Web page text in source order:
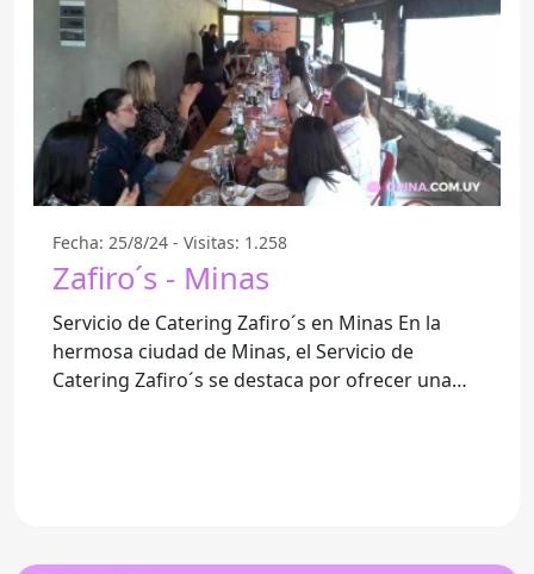
Fecha: 25/8/24 - Visitas: 1.258
Zafiro´s - Minas
Servicio de Catering Zafiro´s en Minas En la
hermosa ciudad de Minas, el Servicio de
Catering Zafiro´s se destaca por ofrecer una